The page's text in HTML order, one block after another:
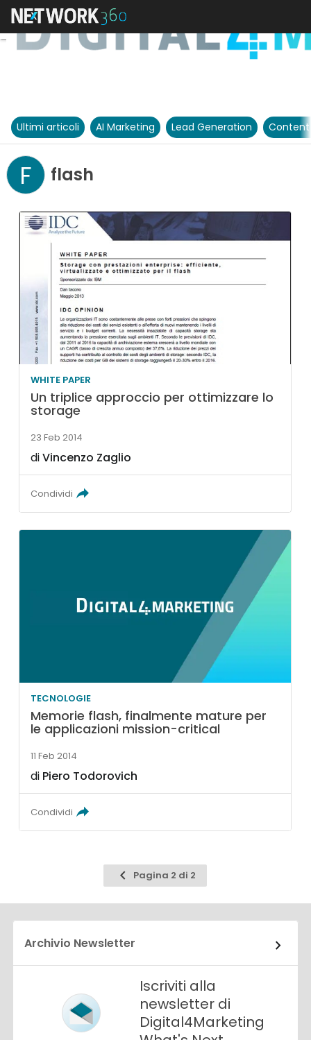
Ultimi articoli AI Marketing Lead Generation
F flash
WHITE PAPER
Un triplice approccio per ottimizzare lo
storage
23 Feb 2014
diVincenzo Zaglio
Condividi
TECNOLOGIE
Memorie flash, finalmente mature per
le applicazioni mission-critical
11 Feb 2014
di Piero Todorovich
Condividi
Pagina
precedente
Pagina 2 di 2
Archivio Newsletter
Iscriviti alla
newsletter di
Digital4Marketing